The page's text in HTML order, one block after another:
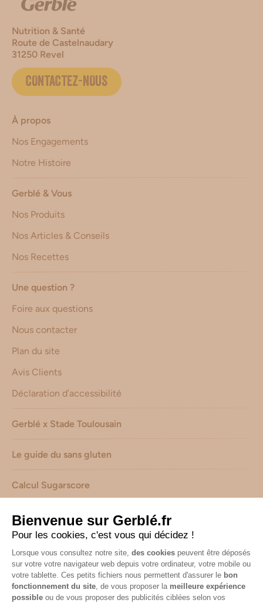
Nutrition & Santé
Route de Castelnaudary
31250 Revel
CONTACTEZ-NOUS
À propos
Nos Engagements
Notre Histoire
Gerblé & Vous
Nos Produits
Nos Articles & Conseils
Nos Recettes
Une question ?
Foire aux questions
Nous contacter
Plan du site
Avis Clients
Déclaration d’accessibilité
Gerblé x Stade Toulousain
Le guide du sans gluten
Calcul Sugarscore
Suivez-nous sur les réseaux !